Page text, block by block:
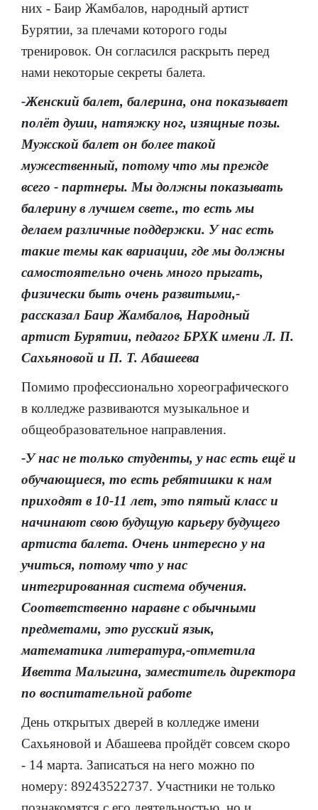
них - Баир Жамбалов, народный артист
Бурятии, за плечами которого годы
тренировок. Он согласился раскрыть перед
нами некоторые секреты балета.
-Женский балет, балерина, она показывает
полёт души, натяжку ног, изящные позы.
Мужской балет он более такой
мужественный, потому что мы прежде
всего - партнеры. Мы должны показывать
балерину в лучшем свете., то есть мы
делаем различные поддержки. У нас есть
такие темы как вариации, где мы должны
самостоятельно очень много прыгать,
физически быть очень развитыми,-
рассказал Баир Жамбалов, Народный
артист Бурятии, педагог БРХК имени Л. П.
Сахьяновой и П. Т. Абашеева
Помимо профессионально хореографического
в колледже развиваются музыкальное и
общеобразовательное направления.
-У нас не только студенты, у нас есть ещё и
обучающиеся, то есть ребятишки к нам
приходят в 10-11 лет, это пятый класс и
начинают свою будущую карьеру будущего
артиста балета. Очень интересно у на
учиться, потому что у нас
интегрированная система обучения.
Соответственно наравне с обычными
предметами, это русский язык,
математика литература,-отметила
Иветта Малыгина, заместитель директора
по воспитательной работе
День открытых дверей в колледже имени
Сахьяновой и Абашеева пройдёт совсем скоро
- 14 марта. Записаться на него можно по
номеру: 89243522737. Участники не только